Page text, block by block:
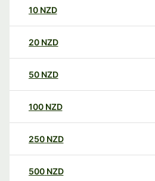
10 NZD
20 NZD
50 NZD
100 NZD
250 NZD
500 NZD